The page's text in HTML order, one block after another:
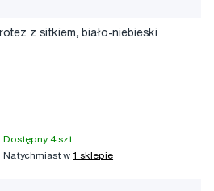
z sitkiem, biało-niebieski
Dostępny 4 szt
Natychmiast w1 sklepie